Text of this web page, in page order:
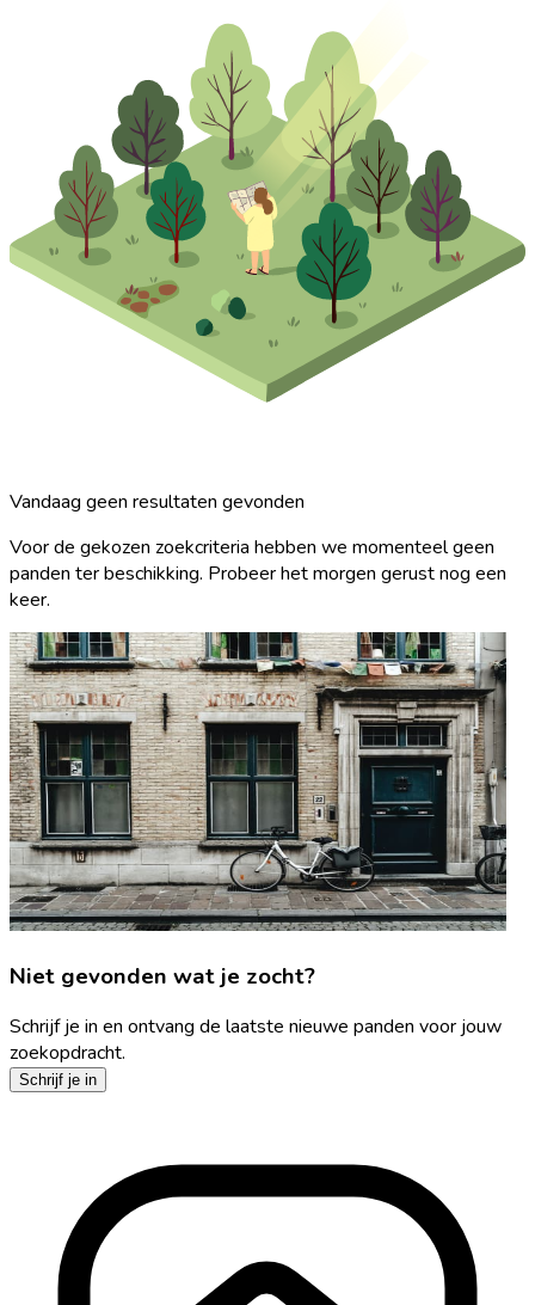
Vandaag geen resultaten gevonden
Voor de gekozen zoekcriteria hebben we momenteel geen
panden ter beschikking. Probeer het morgen gerust nog een
keer.
Niet gevonden wat je zocht?
Schrijf je in en ontvang de laatste nieuwe panden voor jouw
zoekopdracht.
Schrijf je in